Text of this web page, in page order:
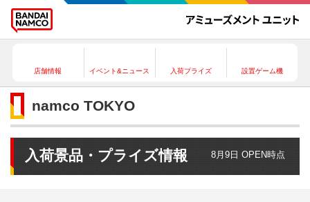
店舗情報 イベント&ニュース 入荷プライズ 設置ゲーム機
namco TOKYO
入荷景品・プライズ情報 8月9日 OPEN時点